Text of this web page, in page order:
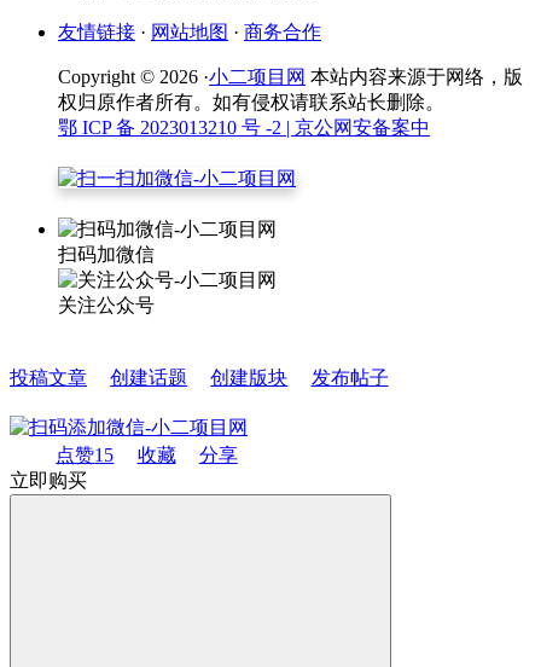
友情链接 · 网站地图 · 商务合作
Copyright © 2026 ·小二项目网 本站内容来源于网络，版
权归原作者所有。如有侵权请联系站长删除。
鄂 ICP 备 2023013210 号 -2 | 京公网安备案中
扫码加微信
关注公众号
投稿文章 创建话题 创建版块 发布帖子
点赞15 收藏
分享
立即购买